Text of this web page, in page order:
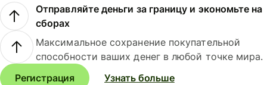
Отправляйте деньги за границу и экономьте на
сборах
Максимальное сохранение покупательной
способности ваших денег в любой точке мира.
Регистрация
Узнать больше